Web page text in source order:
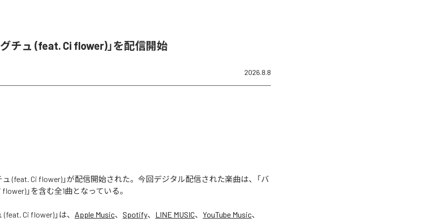
チュ (feat. Ci flower)」を配信開始
2026.8.8
ュ (feat. Ci flower)」が配信開始された。今回デジタル配信された楽曲は、「バ
」を含む全1曲となっている。
(feat. Ci flower) 」は、 Apple Music、 Spotify、 LINE MUSIC、 YouTube Music、